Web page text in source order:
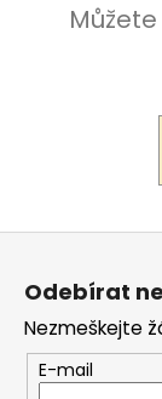
o
o
r
u
č
u
Z
Odebírat
Nezmeškejte
E-mail